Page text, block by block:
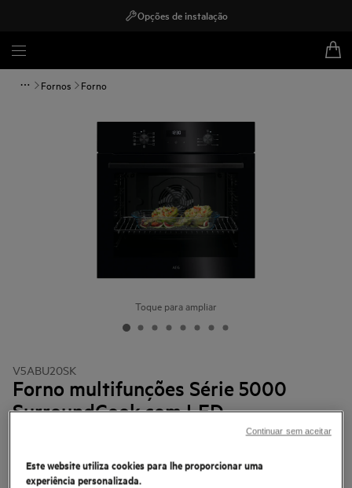
Opções de instalação
Fornos Forno
Toque para ampliar
V5ABU20SK
Forno multifunções Série 5000
SurroundCook com LED
Ficha de informação do produto
Benefícios
Este website utiliza cookies para lhe proporcionar uma
experiência personalizada.
Continuar sem aceitar